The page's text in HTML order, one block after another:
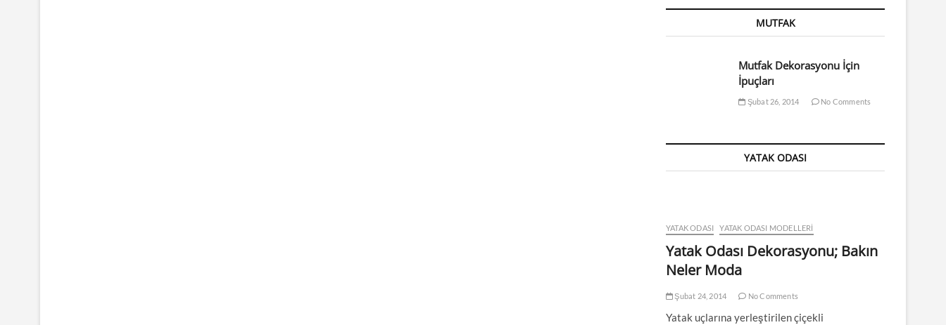
MUTFAK
Mutfak Dekorasyonu İçin
İpuçları
Şubat 26, 2014 No Comments
YATAK ODASI
YATAK ODASI YATAK ODASI MODELLERI
Yatak Odası Dekorasyonu; Bakın
Neler Moda
Şubat 24, 2014 No Comments
Yatak uçlarına yerleştirilen çiçekli